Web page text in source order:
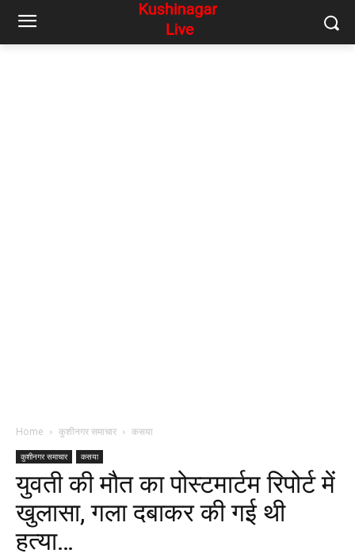
Home कुशीनगर समाचार कसया
कुशीनगर समाचार कसया
युवती की मौत का पोस्टमार्टम रिपोर्ट में
खुलासा, गला दबाकर की गई थी
हत्या…